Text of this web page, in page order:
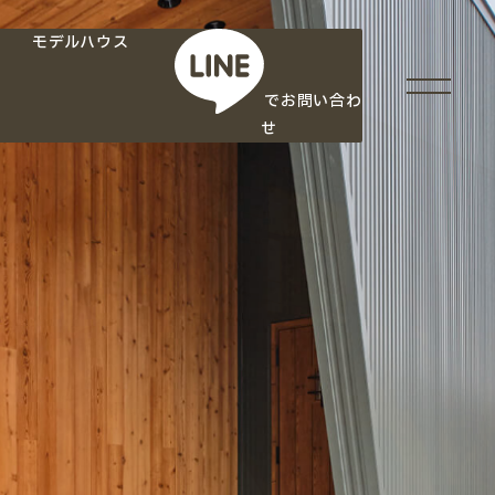
モデルハウス
でお問い合わ
せ